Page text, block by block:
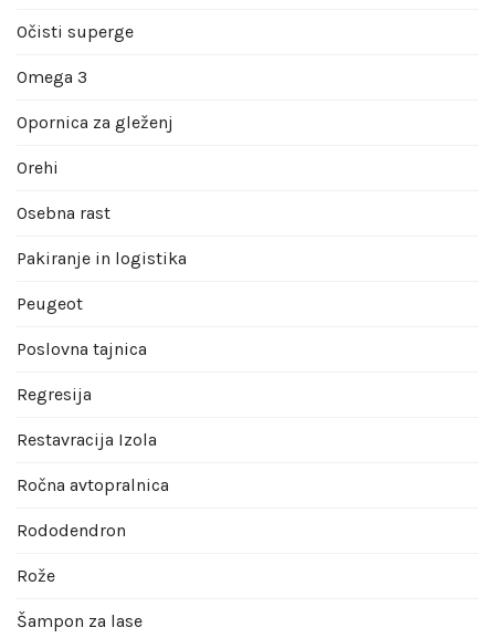
Očisti superge
Omega 3
Opornica za gleženj
Orehi
Osebna rast
Pakiranje in logistika
Peugeot
Poslovna tajnica
Regresija
Restavracija Izola
Ročna avtopralnica
Rododendron
Rože
Šampon za lase